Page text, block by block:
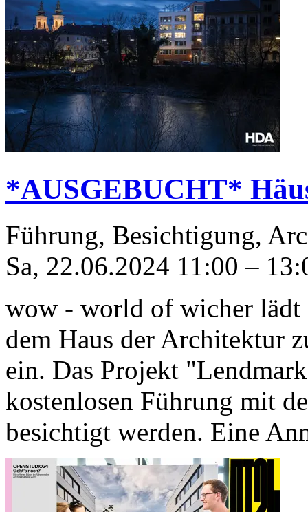
*AUSGEBUCHT*
Führung, Besichtigung,
Sa, 22.06.2024 11:00 –
wow - world of wicher lädt
dem Haus der Architektur
ein. Das Projekt
kostenlosen Führung mit
besichtigt werden. Eine